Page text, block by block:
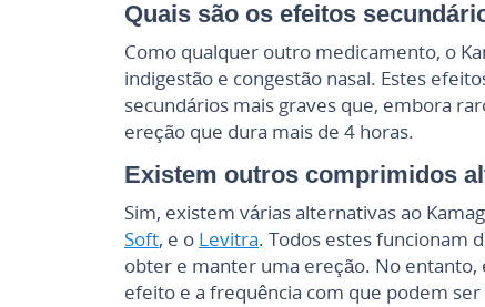
Quais são os efeitos
Como qualquer outro medicamento, o
indigestão e congestão nasal. Estes
secundários mais graves que, embora
ereção que dura mais de 4 horas.
Existem outros comprimidos
Sim, existem várias alternativas ao
Soft, e o Levitra. Todos estes funcionam
obter e manter uma ereção. No
efeito e a frequência com que podem